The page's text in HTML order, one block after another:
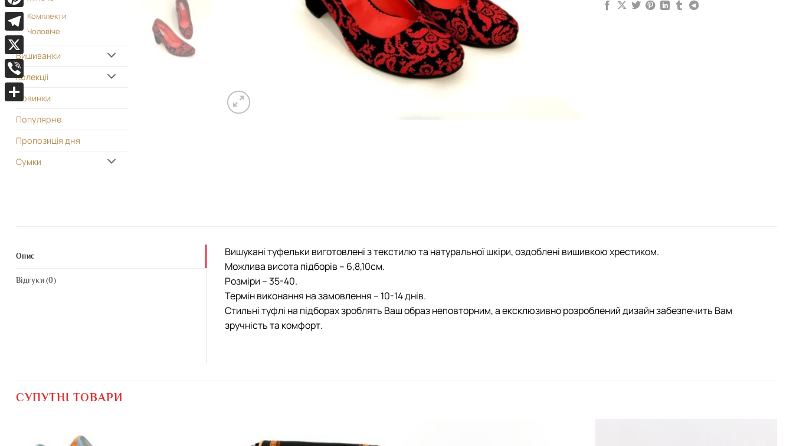
Комплекти
Чоловіче
Вишиванки
Колекціі
Новинки
Популярне
Пропозиція дня
Сумки
Опис
Відгуки (0)
Вишукані туфельки виготовлені з текстилю та натуральної шкіри, оздоблені вишивкою хрестиком.
Можлива висота підборів – 6,8,10см.
Розміри – 35-40.
Термін виконання на замовлення – 10-14 днів.
Стильні туфлі на підборах зроблять Ваш образ неповторним, а ексклюзивно розроблений дизайн забезпечить Вам
зручність та комфорт.
СУПУТНІ ТОВАРИ
Pinterest
Telegram
X
Viber